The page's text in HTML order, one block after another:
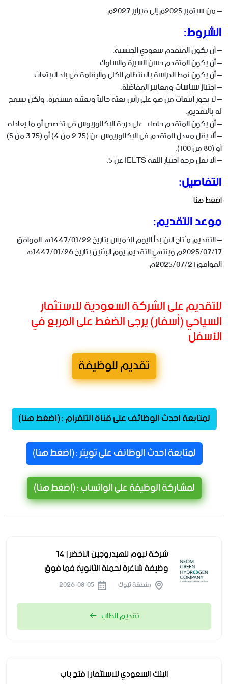
– من سبتمبر 2025م إلى فبراير 2027م.
الشروط:
– أن يكون المتقدم سعودي الجنسية.
– أن يكون المتقدم حسن السيرة والسلوك.
– أن يكون نمط الدراسة بالانتظام الكلي والإقامة في بلد الابتعاث.
– اجتياز سياسات ومعايير المفاضلة.
– لا يجوز ابتعاث من هو على رأس بعثة حالياً وبعثته مستمرة، ولكن يسمح
له بالتقديم.
– أن يكون المتقدم حاصلاً على درجة البكالوريوس في تخصص أو ما يعادله.
– ألا يقل معدل المتقدم في البكالوريوس عن (2.75 من 4) أو (3.75 من 5)
أو (80 من 100).
– ألا تقل درجة اختبار اللغة IELTS عن 5.
التفاصيل:
اضغط هنا
موعد التقديم:
– التقديم مُتاح الآن بدأ اليوم الخميس بتاريخ 1447/01/22هـ الموافق
2025/07/17م وينتهي التقديم يوم الإثنين بتاريخ 1447/01/26هـ
الموافق 2025/07/21م.
للتقديم على الشركة السعودية للاستثمار
السياحي (أسفار) يرجى الضغط على المربع في
الأسفل
تقديم للوظيفة
لمتابعة احدث الوظائف على قناة التلقرام : (اضغط هنا)
لمتابعة احدث الوظائف على تويتر : (اضغط هنا)
لمشاركة الوظيفة على الواتساب : (اضغط هنا)
شركة نيوم للهيدروجين الأخضر | 14
وظيفة شاغرة لحملة الثانوية فما فوق
منطقة تبوك
تقديم الطلب
البنك السعودي للاستثمار | فتح باب